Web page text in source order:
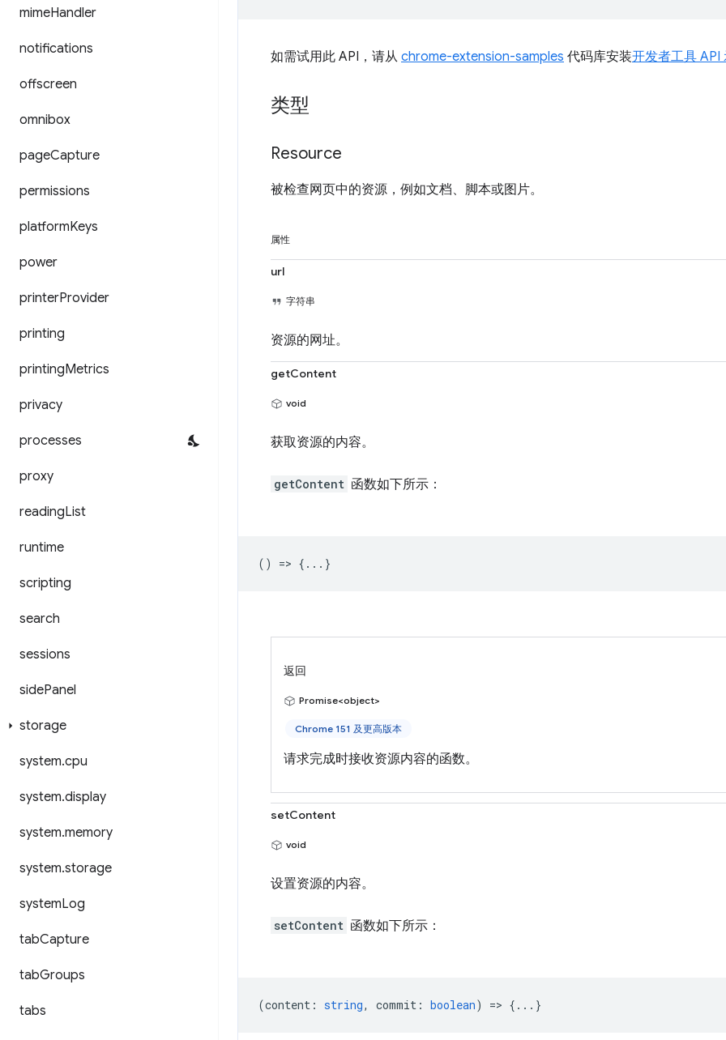
mimeHandler
notifications
offscreen
omnibox
pageCapture
permissions
platformKeys
power
printerProvider
printing
printingMetrics
privacy
processes
proxy
readingList
runtime
scripting
search
sessions
sidePanel
storage
system.cpu
system.display
system.memory
system.storage
systemLog
tabCapture
tabGroups
tabs
如需试用此 API，请从 chrome-extension-samples 代码库安装开发者工具 API
类型
Resource
被检查网页中的资源，例如文档、脚本或图片。
属性
url
字符串
资源的网址。
getContent
void
获取资源的内容。
getContent 函数如下所示：
() => {...}
返回
Promise<object>
Chrome 151 及更高版本
请求完成时接收资源内容的函数。
setContent
void
设置资源的内容。
setContent 函数如下所示：
(content : string, commit : boolean) => {...}